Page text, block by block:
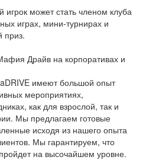
может стать членом клуба
играх, мини-турнирах и
приз.
Драйв на корпоративах и
имеют большой опыт
мероприятиях,
как для взрослой, так и
Мы предлагаем готовые
исходя из нашего опыта
Мы гарантируем, что
на высочайшем уровне.